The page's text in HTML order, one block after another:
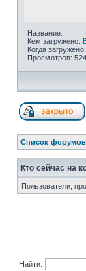
Название:
Кем загружено:
Когда
Просмотров:
Список форумов
Кто сейчас на
Пользователи,
Найти: